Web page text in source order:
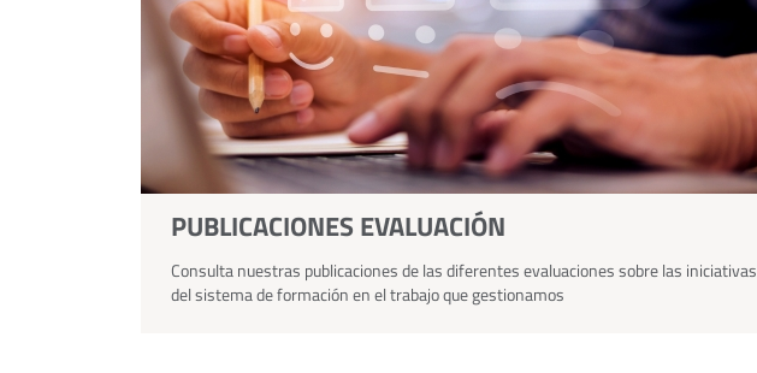
PUBLICACIONES EVALUACIÓN
Consulta nuestras publicaciones de las diferentes evaluaciones sobre las iniciativas
del sistema de formación en el trabajo que gestionamos